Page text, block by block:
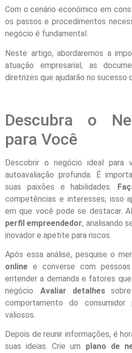
Com o cenário econômico em
os passos e procedimentos
negócio é fundamental.
Neste artigo, abordaremos a
atuação empresarial, as
diretrizes que ajudarão no sucesso
Descubra o
para Você
Descobrir o negócio ideal para
autoavaliação profunda. É
suas paixões e habilidades.
competências e interesses; isso
em que você pode se destacar.
perfil empreendedor, analisando
inovador e apetite para riscos.
Após essa análise, pesquise o
online e converse com
entender a demanda e fatores
negócio.Avaliar detalhessobre
comportamento do
valiosos.
Depois de reunir informações, é
suas ideias. Crie um plano de